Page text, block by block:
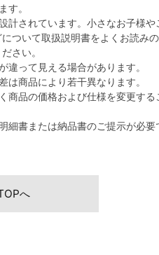
す。
計されています。小さなお子様
ついて取扱説明書をよくお読み
さい。
違って見える場合があります。
は商品により若干異なります。
商品の価格および仕様を変更す
細書または納品書のご提示が必要
へ